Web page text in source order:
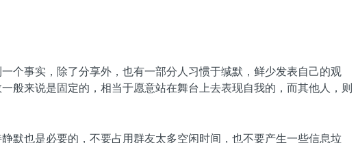
个事实，除了分享外，也有一部分人习惯于缄默，鲜少发表自己的观
般来说是固定的，相当于愿意站在舞台上去表现自我的，而其他人，则
默也是必要的，不要占用群友太多空闲时间，也不要产生一些信息垃